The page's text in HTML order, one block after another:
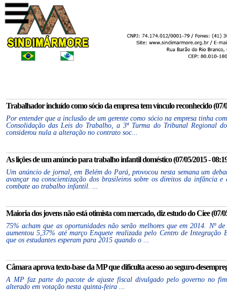
Trabalhador incluído como sócio da empresa tem vínculo reconhecido (07/
Por entender que a inclusão de um gerente como sócio na empresa tinha
Consolidação das Leis do Trabalho, a 3ª Turma do Tribunal Regional
considerou nula a alteração no contrato soc...
As lições de um anúncio para trabalho infantil doméstico (07/05/2015 -
Um anúncio de jornal, em Belém do Pará, provocou nesta semana um
avançar na conscientização dos brasileiros sobre os direitos da infância e
combate ao trabalho infantil. ...
Maioria dos jovens não está otimista com mercado, diz estudo do Ciee (07/
75% acham que as oportunidades não serão melhores que em 2014. Nº
aumentou 5,37% até março Enquete realizada pelo Centro de Integração
que os estudantes esperam para 2015 quando o ...
Câmara aprova texto-base da MP que dificulta acesso ao seguro-
A MP faz parte do pacote de ajuste fiscal divulgado pelo governo no
alterado em votação nesta quinta-feira ...